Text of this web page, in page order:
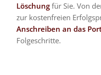
Löschungfür Sie. Von
zur kostenfreien
Anschreiben an das
Folgeschritte.